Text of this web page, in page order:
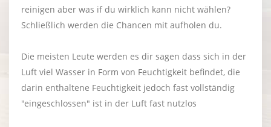
reinigen aber was if du wirklich kann nicht wählen?
Schließlich werden die Chancen mit aufholen du.
Die meisten Leute werden es dir sagen dass sich in der
Luft viel Wasser in Form von Feuchtigkeit befindet, die
darin enthaltene Feuchtigkeit jedoch fast vollständig
"eingeschlossen" ist in der Luft fast nutzlos